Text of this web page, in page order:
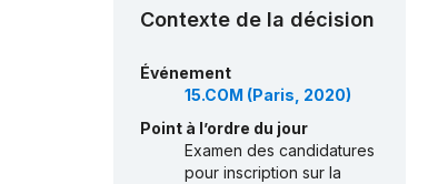
Contexte de la décision
Événement
15.COM (Paris, 2020)
Point à l’ordre du jour
Examen des candidatures
pour inscription sur la